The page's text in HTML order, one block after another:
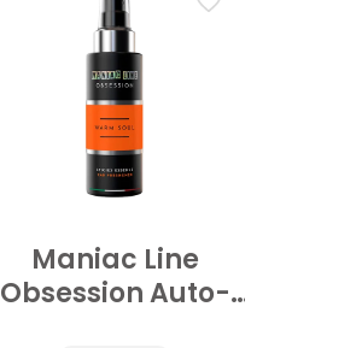
Maniac Line
Obsession Auto-